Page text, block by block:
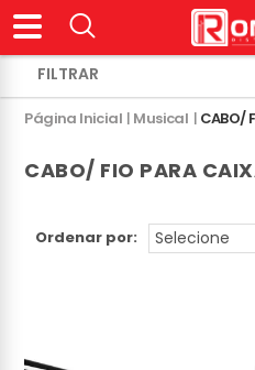
Página Inicial | Musical | CABO/
CABO/ FIO PARA
Ordenar por: